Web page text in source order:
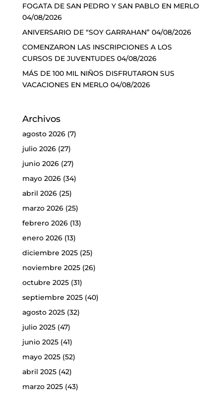
FOGATA DE SAN PEDRO Y SAN PABLO EN MERLO
04/08/2026
ANIVERSARIO DE “SOY GARRAHAN” 04/08/2026
COMENZARON LAS INSCRIPCIONES A LOS
CURSOS DE JUVENTUDES 04/08/2026
MÁS DE 100 MIL NIÑOS DISFRUTARON SUS
VACACIONES EN MERLO 04/08/2026
Archivos
agosto 2026(7)
julio 2026(27)
junio 2026(27)
mayo 2026(34)
abril 2026(25)
marzo 2026(25)
febrero 2026(13)
enero 2026(13)
diciembre 2025(25)
noviembre 2025(26)
octubre 2025(31)
septiembre 2025(40)
agosto 2025(32)
julio 2025(47)
junio 2025(41)
mayo 2025(52)
abril 2025(42)
marzo 2025(43)